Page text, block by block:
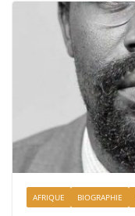
AFRIQUE BIOGRAPHIE